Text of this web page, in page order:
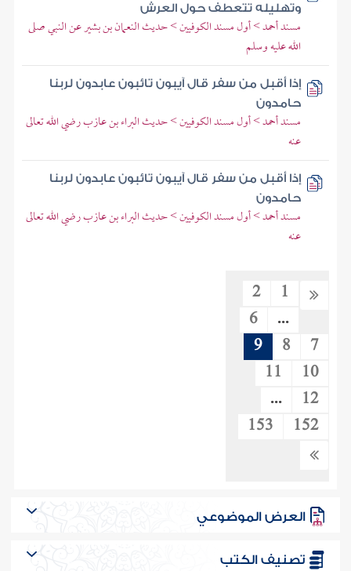
وتهليله تتعطف حول العرش
مسند أحمد > أول مسند الكوفيين > حديث النعمان بن بشير عن النبي صلى
الله عليه وسلم
إذا أقبل من سفر قال آيبون تائبون عابدون لربنا
حامدون
مسند أحمد > أول مسند الكوفيين > حديث البراء بن عازب رضي الله تعالى
عنه
إذا أقبل من سفر قال آيبون تائبون عابدون لربنا
حامدون
مسند أحمد > أول مسند الكوفيين > حديث البراء بن عازب رضي الله تعالى
عنه
1
2
...
6
7
8
9
10
11
12
...
152
153
العرض الموضوعي
تصنيف الكتب